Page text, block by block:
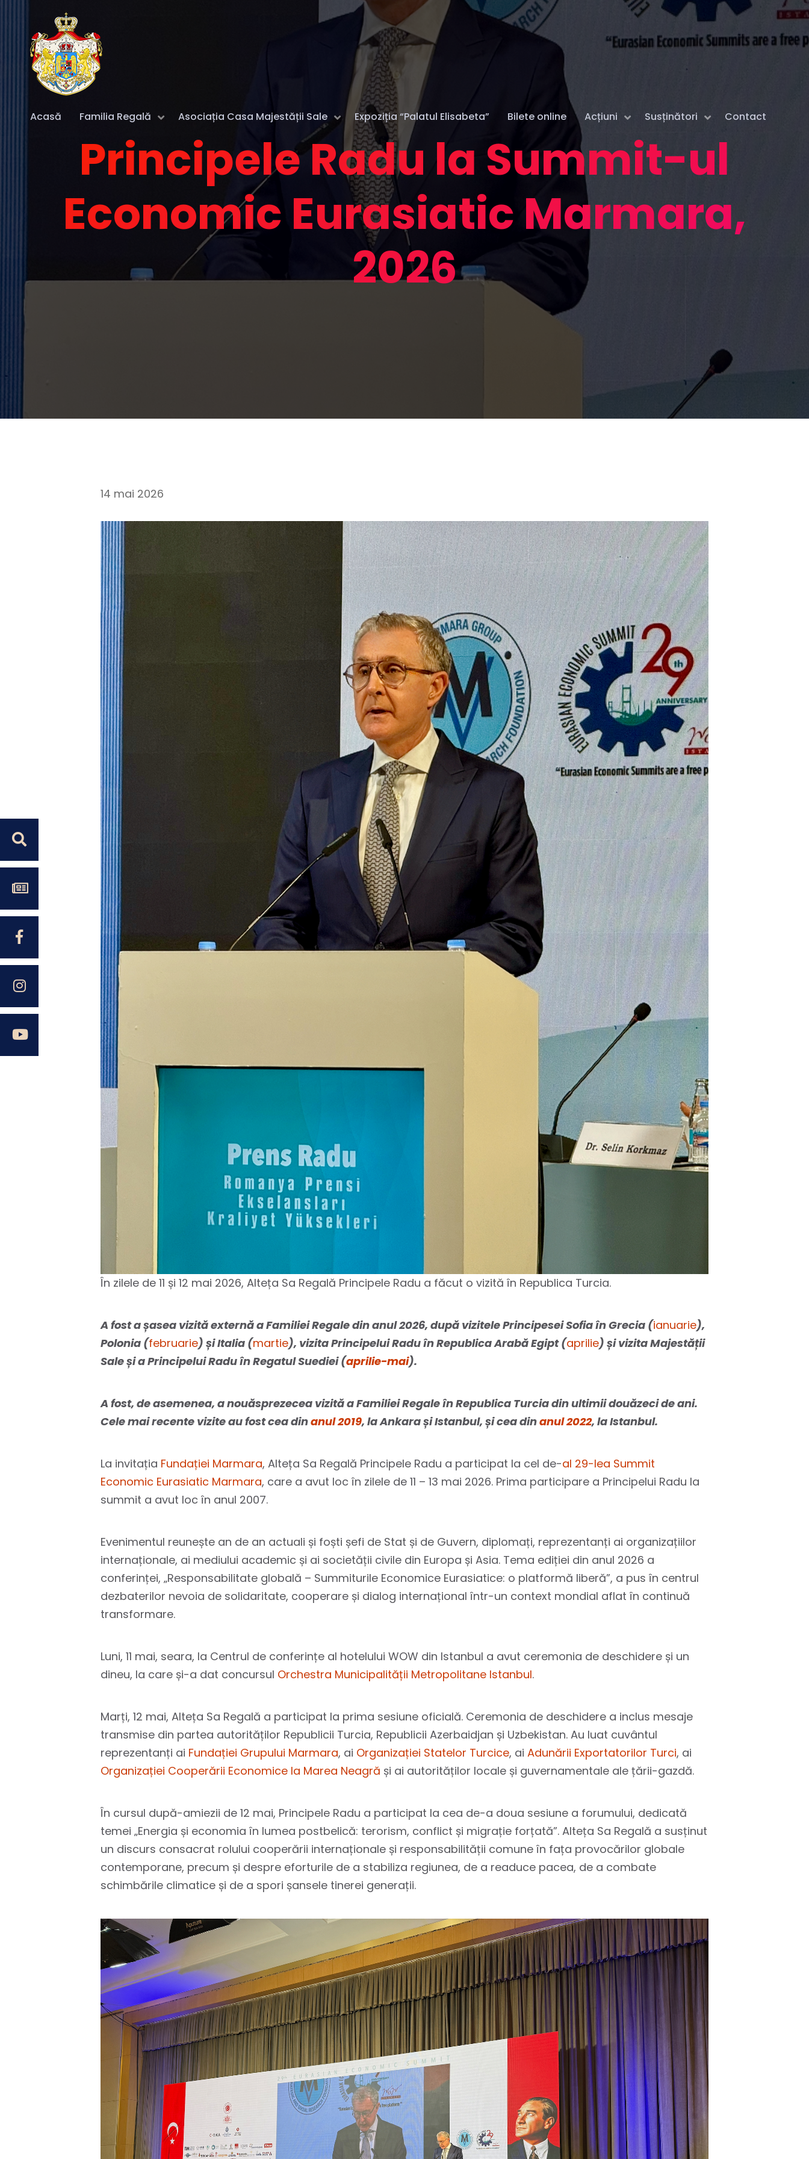
Acasă Familia Regală Asociația Casa Majestății Sale Expoziția “Palatul Elisabeta” Bilete online Acțiuni Susținători Contact
Principele Radu la Summit-ul
Economic Eurasiatic Marmara,
2026
14 mai 2026
În zilele de 11 și 12 mai 2026, Alteța Sa Regală Principele Radu a făcut o vizită în Republica Turcia.
A fost a șasea vizită externă a Familiei Regale din anul 2026, după vizitele Principesei Sofia în Grecia (ianuarie),
Polonia (februarie) și Italia (martie), vizita Principelui Radu în Republica Arabă Egipt (aprilie) și vizita Majestății
Sale și a Principelui Radu în Regatul Suediei(aprilie-mai).
A fost, de asemenea, a nouăsprezecea vizită a Familiei Regale în Republica Turcia din ultimii douăzeci de ani.
Cele mai recente vizite au fost cea dinanul 2019, la Ankara și Istanbul, și cea dinanul 2022, la Istanbul.
La invitația Fundației Marmara, Alteța Sa Regală Principele Radu a participat la cel de-al 29-lea Summit
Economic Eurasiatic Marmara, care a avut loc în zilele de 11 – 13 mai 2026. Prima participare a Principelui Radu la
summit a avut loc în anul 2007.
Evenimentul reunește an de an actuali și foști șefi de Stat și de Guvern, diplomați, reprezentanți ai organizațiilor
internaționale, ai mediului academic și ai societății civile din Europa și Asia. Tema ediției din anul 2026 a
conferinței, „Responsabilitate globală – Summiturile Economice Eurasiatice: o platformă liberă”, a pus în centrul
dezbaterilor nevoia de solidaritate, cooperare și dialog internațional într-un context mondial aflat în continuă
transformare.
Luni, 11 mai, seara, la Centrul de conferințe al hotelului WOW din Istanbul a avut ceremonia de deschidere și un
dineu, la care și-a dat concursul Orchestra Municipalității Metropolitane Istanbul.
Marți, 12 mai, Alteța Sa Regală a participat la prima sesiune oficială. Ceremonia de deschidere a inclus mesaje
transmise din partea autorităților Republicii Turcia, Republicii Azerbaidjan și Uzbekistan. Au luat cuvântul
reprezentanți ai Fundației Grupului Marmara, ai Organizației Statelor Turcice, ai Adunării Exportatorilor Turci, ai
Organizației Cooperării Economice la Marea Neagră și ai autorităților locale și guvernamentale ale țării-gazdă.
În cursul după-amiezii de 12 mai, Principele Radu a participat la cea de-a doua sesiune a forumului, dedicată
temei „Energia și economia în lumea postbelică: terorism, conflict și migrație forțată”. Alteța Sa Regală a susținut
un discurs consacrat rolului cooperării internaționale și responsabilității comune în fața provocărilor globale
contemporane, precum și despre eforturile de a stabiliza regiunea, de a readuce pacea, de a combate
schimbările climatice și de a spori șansele tinerei generații.